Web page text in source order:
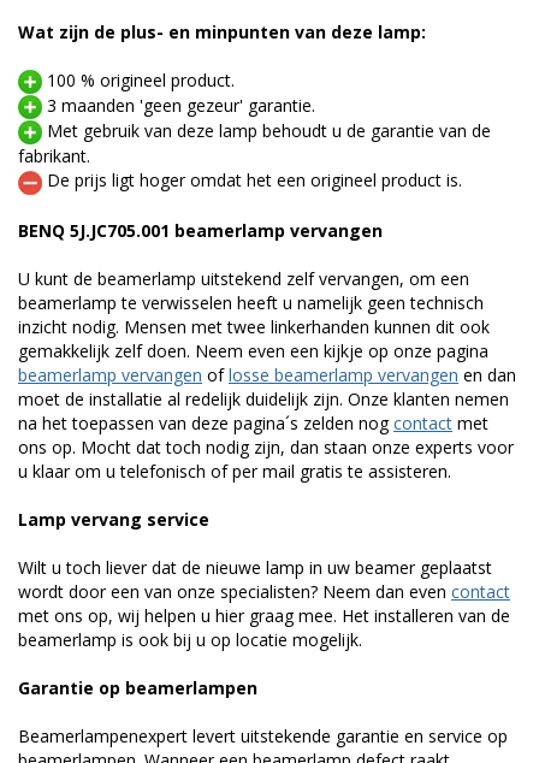
Wat zijn de plus- en minpunten van deze lamp:
100 % origineel product.
3 maanden 'geen gezeur' garantie.
Met gebruik van deze lamp behoudt u de garantie van de
fabrikant.
De prijs ligt hoger omdat het een origineel product is.
BENQ 5J.JC705.001 beamerlamp vervangen
U kunt de beamerlamp uitstekend zelf vervangen, om een
beamerlamp te verwisselen heeft u namelijk geen technisch
inzicht nodig. Mensen met twee linkerhanden kunnen dit ook
gemakkelijk zelf doen. Neem even een kijkje op onze pagina
beamerlamp vervangen oflosse beamerlamp vervangen en dan
moet de installatie al redelijk duidelijk zijn. Onze klanten nemen
na het toepassen van deze pagina´s zelden nogcontact met
ons op. Mocht dat toch nodig zijn, dan staan onze experts voor
u klaar om u telefonisch of per mail gratis te assisteren.
Lamp vervang service
Wilt u toch liever dat de nieuwe lamp in uw beamer geplaatst
wordt door een van onze specialisten? Neem dan even contact
met ons op, wij helpen u hier graag mee. Het installeren van de
beamerlamp is ook bij u op locatie mogelijk.
Garantie op beamerlampen
Beamerlampenexpert levert uitstekende garantie en service op